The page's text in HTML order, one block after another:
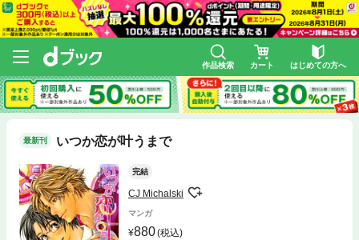
作品検索 カート はじめての方へ
最新刊 いつか恋が叶うまで
完結
CJ Michalski
マンガ
880(税込)